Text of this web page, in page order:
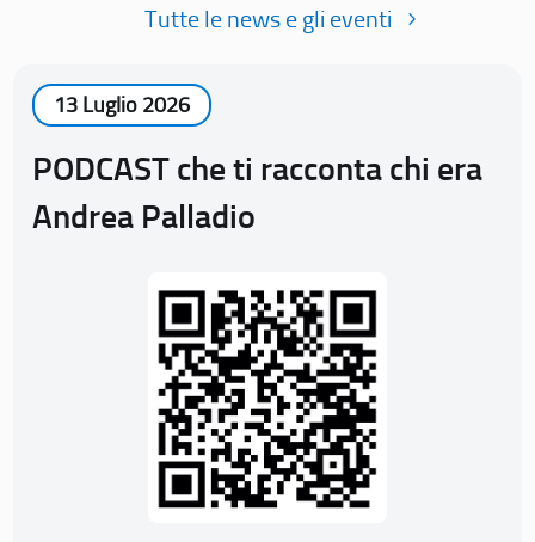
Tutte le news e gli eventi
13 Luglio 2026
PODCAST che ti racconta chi era
Andrea Palladio